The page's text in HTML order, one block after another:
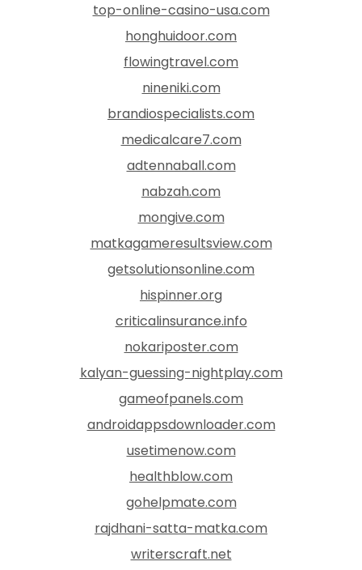
top-online-casino-usa.com
honghuidoor.com
flowingtravel.com
nineniki.com
brandiospecialists.com
medicalcare7.com
adtennaball.com
nabzah.com
mongive.com
matkagameresultsview.com
getsolutionsonline.com
hispinner.org
criticalinsurance.info
nokariposter.com
kalyan-guessing-nightplay.com
gameofpanels.com
androidappsdownloader.com
usetimenow.com
healthblow.com
gohelpmate.com
rajdhani-satta-matka.com
writerscraft.net